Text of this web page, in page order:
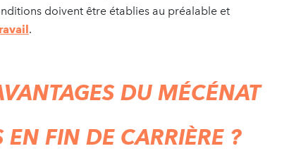
doivent être établies au préalable et
.
DU MÉCÉNAT
FIN DE CARRIÈRE ?